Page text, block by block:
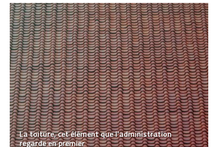
La toiture, cet élément que l’administration
regarde en premier